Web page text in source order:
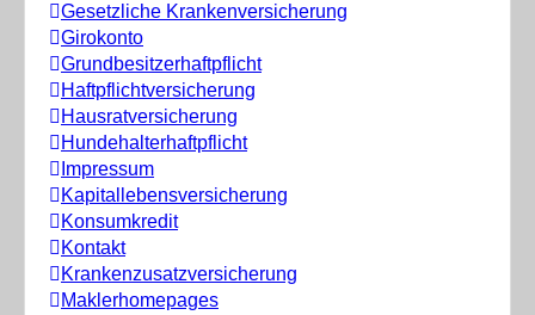
Gesetzliche Krankenversicherung
Girokonto
Grundbesitzerhaftpflicht
Haftpflichtversicherung
Hausratversicherung
Hundehalterhaftpflicht
Impressum
Kapitallebensversicherung
Konsumkredit
Kontakt
Krankenzusatzversicherung
Maklerhomepages